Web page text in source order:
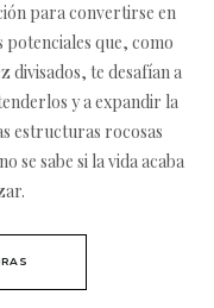
para convertirse en
que, como
divisados, te desafían a
y a expandir la
estructuras rocosas
se sabe si la vida acaba